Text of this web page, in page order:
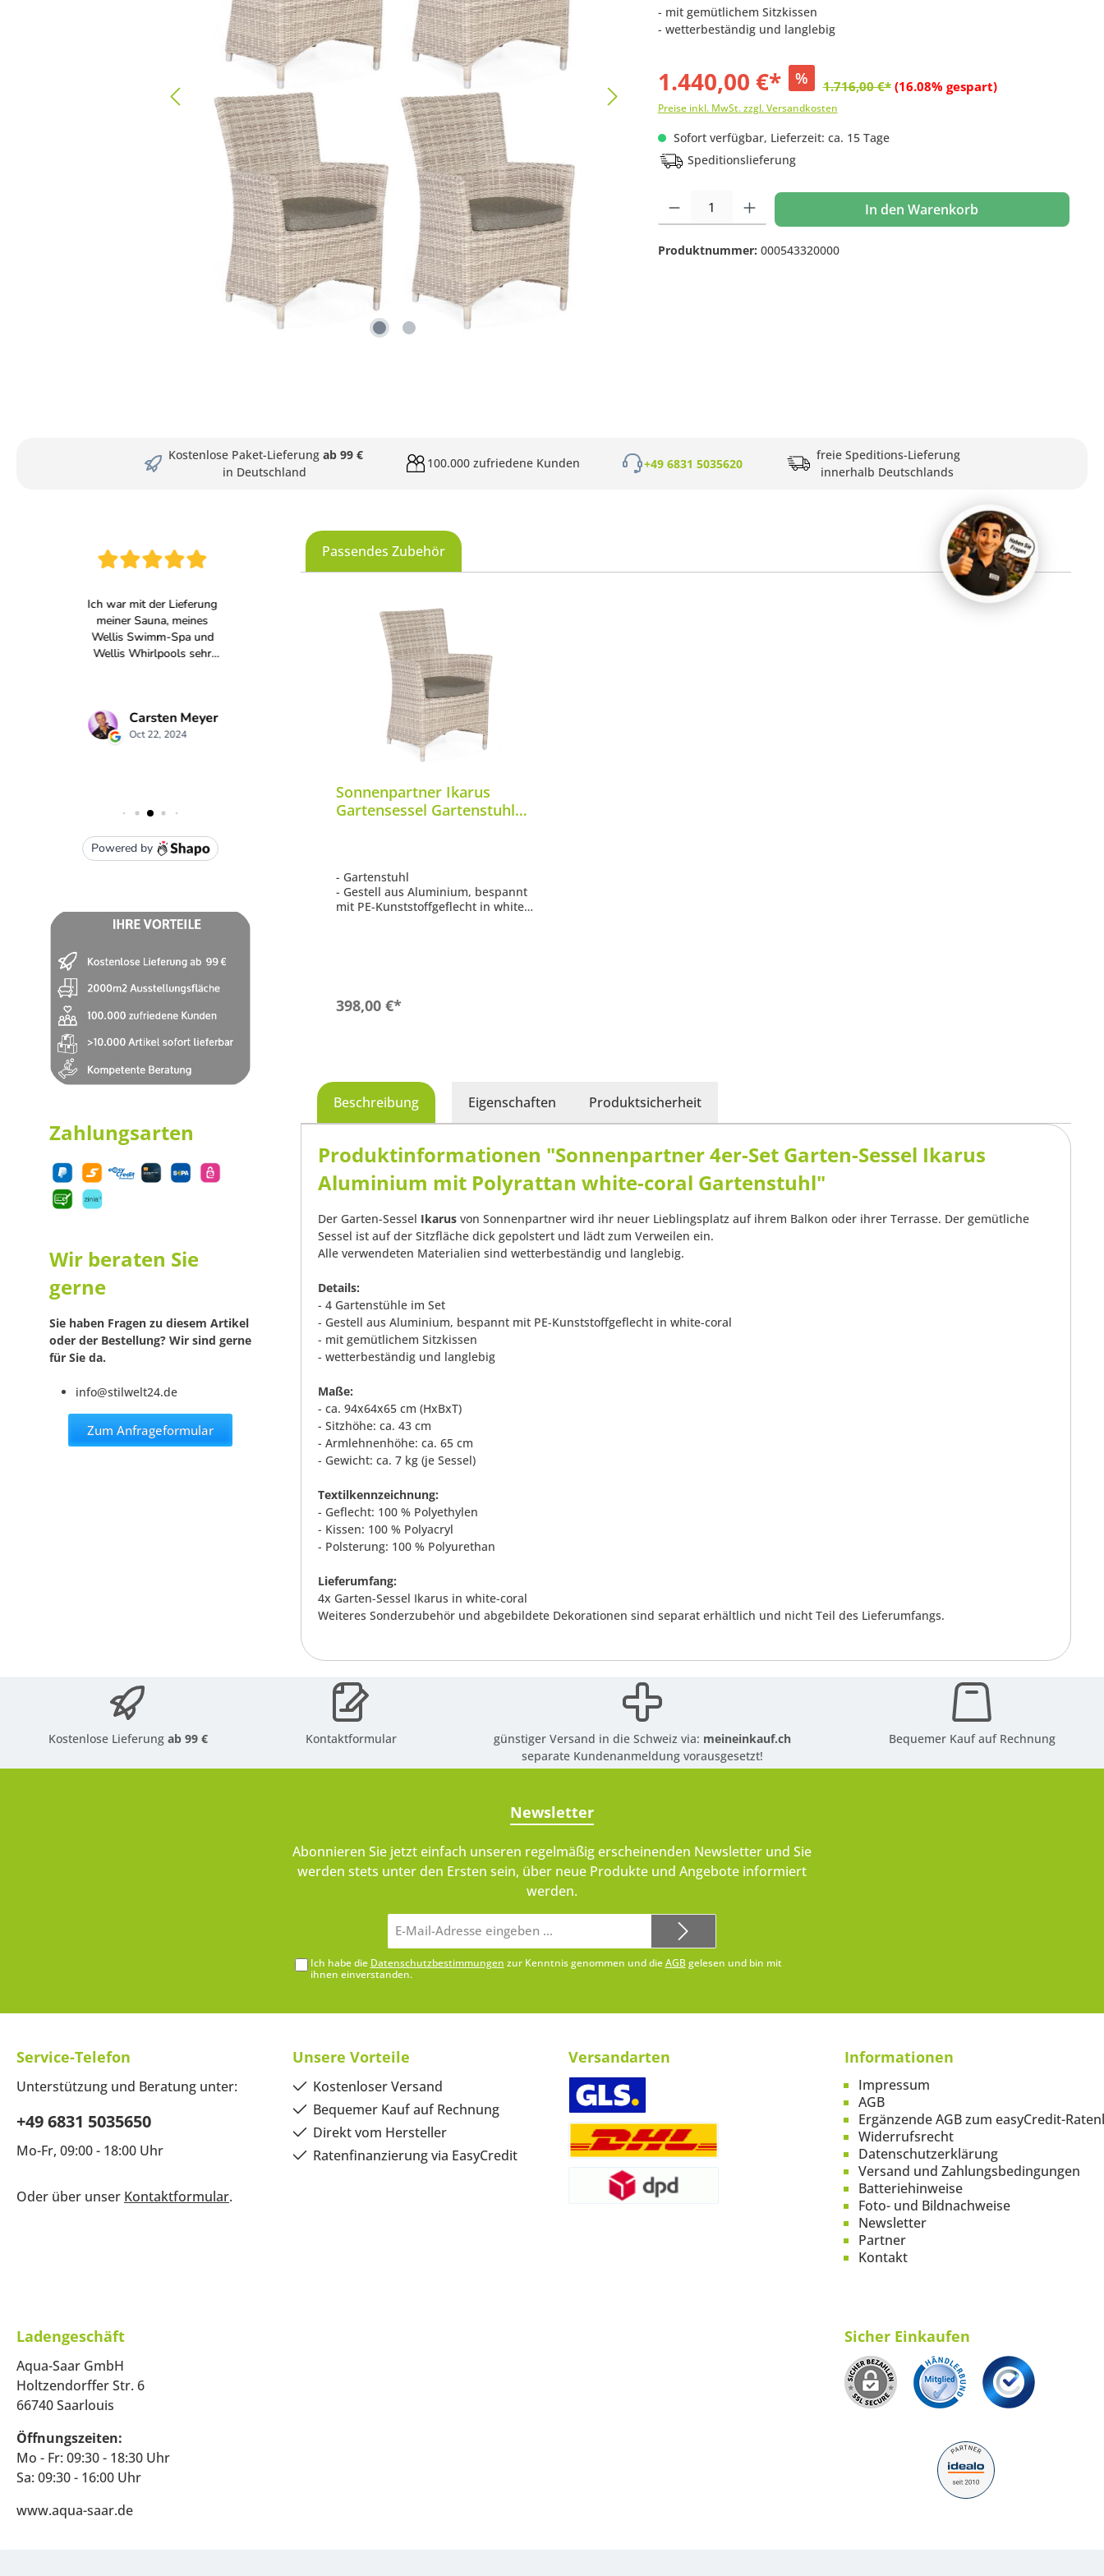
- mit gemütlichem Sitzkissen
- wetterbeständig und langlebig
1.440,00 €* % 1.716,00 €* (16.08% gespart)
Preise inkl. MwSt. zzgl. Versandkosten
Sofort verfügbar, Lieferzeit: ca. 15 Tage
Speditionslieferung
Produkt Anzahl: Gib den gewünschten Wert ein oder benutze die Schaltflächen um die
In den Warenkorb
Produktnummer: 000543320000
Kostenlose Paket-Lieferung ab 99 €
in Deutschland
100.000 zufriedene Kunden +49 6831 5035620
freie Speditions-Lieferung
innerhalb Deutschlands
Zahlungsarten
Wir beraten Sie
gerne
Sie haben Fragen zu diesem Artikel
oder der Bestellung? Wir sind gerne
für Sie da.
info@stilwelt24.de
Zum Anfrageformular
Passendes Zubehör
Sonnenpartner Ikarus
Gartensessel Gartenstuhl
- Gartenstuhl
- Gestell aus Aluminium, bespannt
mit PE-Kunststoffgeflecht in white-
398,00 €*In den Warenkorb
Beschreibung Eigenschaften Produktsicherheit
Produktinformationen "Sonnenpartner 4er-Set Garten-Sessel Ikarus
Aluminium mit Polyrattan white-coral Gartenstuhl"
Der Garten-Sessel Ikarus von Sonnenpartner wird ihr neuer Lieblingsplatz auf ihrem Balkon oder ihrer Terrasse. Der gemütliche
Sessel ist auf der Sitzfläche dick gepolstert und lädt zum Verweilen ein.
Alle verwendeten Materialien sind wetterbeständig und langlebig.
Details:
- 4 Gartenstühle im Set
- Gestell aus Aluminium, bespannt mit PE-Kunststoffgeflecht in white-coral
- mit gemütlichem Sitzkissen
- wetterbeständig und langlebig
Maße:
- ca. 94x64x65 cm (HxBxT)
- Sitzhöhe: ca. 43 cm
- Armlehnenhöhe: ca. 65 cm
- Gewicht: ca. 7 kg (je Sessel)
Textilkennzeichnung:
- Geflecht: 100 % Polyethylen
- Kissen: 100 % Polyacryl
- Polsterung: 100 % Polyurethan
Lieferumfang:
4x Garten-Sessel Ikarus in white-coral
Weiteres Sonderzubehör und abgebildete Dekorationen sind separat erhältlich und nicht Teil des Lieferumfangs.
Kostenlose Lieferungab 99 € Kontaktformular günstiger Versand in die Schweiz via: meineinkauf.ch
separate Kundenanmeldung vorausgesetzt!
Bequemer Kauf auf Rechnung
Newsletter
Abonnieren Sie jetzt einfach unseren regelmäßig erscheinenden Newsletter und Sie
werden stets unter den Ersten sein, über neue Produkte und Angebote informiert
werden.
Mail-
Adresse*
Ich habe die Datenschutzbestimmungen zur Kenntnis genommen und dieAGBgelesen und bin mit
ihnen einverstanden.
Service-Telefon
Unterstützung und Beratung unter:
+49 6831 5035650
Mo-Fr, 09:00 - 18:00 Uhr
Oder über unser Kontaktformular.
Unsere Vorteile
Kostenloser Versand
Bequemer Kauf auf Rechnung
Direkt vom Hersteller
Ratenfinanzierung via EasyCredit
Versandarten Informationen
Impressum
AGB
Ergänzende AGB zum easyCredit-
Widerrufsrecht
Datenschutzerklärung
Versand und Zahlungsbedingungen
Batteriehinweise
Foto- und Bildnachweise
Newsletter
Partner
Kontakt
Ladengeschäft
Aqua-Saar GmbH
Holtzendorffer Str. 6
66740 Saarlouis
Öffnungszeiten:
Mo - Fr: 09:30 - 18:30 Uhr
Sa: 09:30 - 16:00 Uhr
www.aqua-saar.de
Sicher Einkaufen